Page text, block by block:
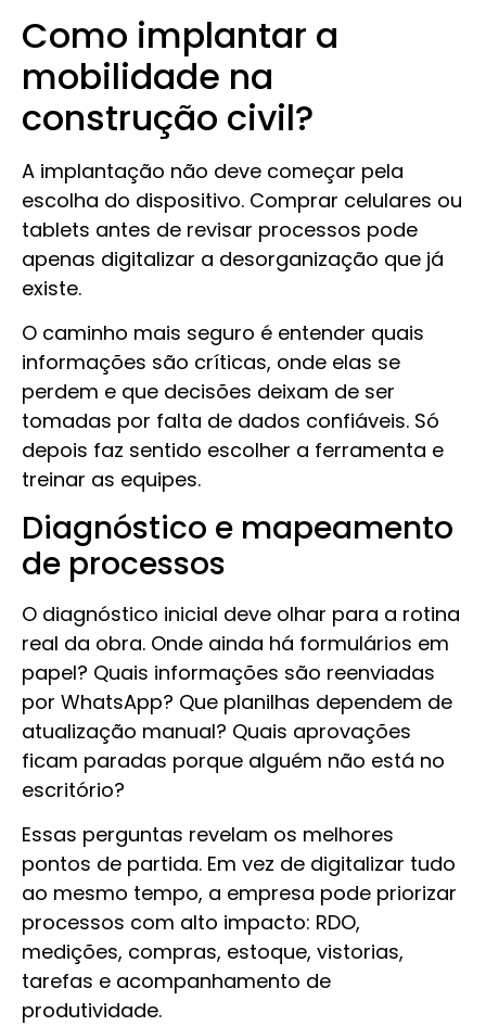
Como implantar a
mobilidade na
construção civil?
A implantação não deve começar pela
escolha do dispositivo. Comprar celulares ou
tablets antes de revisar processos pode
apenas digitalizar a desorganização que já
existe.
O caminho mais seguro é entender quais
informações são críticas, onde elas se
perdem e que decisões deixam de ser
tomadas por falta de dados confiáveis. Só
depois faz sentido escolher a ferramenta e
treinar as equipes.
Diagnóstico e mapeamento
de processos
O diagnóstico inicial deve olhar para a rotina
real da obra. Onde ainda há formulários em
papel? Quais informações são reenviadas
por WhatsApp? Que planilhas dependem de
atualização manual? Quais aprovações
ficam paradas porque alguém não está no
escritório?
Essas perguntas revelam os melhores
pontos de partida. Em vez de digitalizar tudo
ao mesmo tempo, a empresa pode priorizar
processos com alto impacto: RDO,
medições, compras, estoque, vistorias,
tarefas e acompanhamento de
produtividade.